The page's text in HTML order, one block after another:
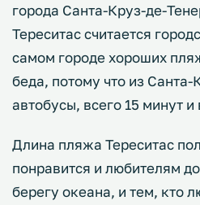
города Санта-Круз-де-
Тереситас считается
самом городе хороших
беда, потому что из Санта-
автобусы, всего 15 минут
Длина пляжа Тереситас
понравится и любителям
берегу океана, и тем, кто